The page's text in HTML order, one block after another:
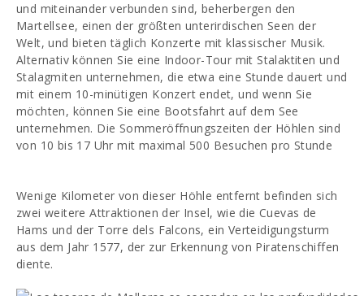
und miteinander verbunden sind, beherbergen den
Martellsee, einen der größten unterirdischen Seen der
Welt, und bieten täglich Konzerte mit klassischer Musik.
Alternativ können Sie eine Indoor-Tour mit Stalaktiten und
Stalagmiten unternehmen, die etwa eine Stunde dauert und
mit einem 10-minütigen Konzert endet, und wenn Sie
möchten, können Sie eine Bootsfahrt auf dem See
unternehmen. Die Sommeröffnungszeiten der Höhlen sind
von 10 bis 17 Uhr mit maximal 500 Besuchen pro Stunde
Wenige Kilometer von dieser Höhle entfernt befinden sich
zwei weitere Attraktionen der Insel, wie die Cuevas de
Hams und der Torre dels Falcons, ein Verteidigungsturm
aus dem Jahr 1577, der zur Erkennung von Piratenschiffen
diente.